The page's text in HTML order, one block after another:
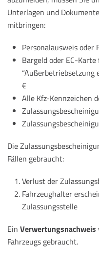
Unterlagen und
mitbringen:
Personalausweis oder
Bargeld oder EC-
“Außerbetriebsetzung
€
Alle Kfz-Kennzeichen
Die
Fällen gebraucht:
Verlust der
Fahrzeughalter
Zulassungsstelle
Ein Verwertungsnachweis
Fahrzeugs gebraucht.